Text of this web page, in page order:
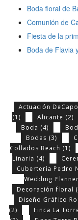
Boda floral de
Comunión de
Fiesta de la
Boda de Flavia
Actuación
(1)
Alicante (2)
Boda (4)
Bodas (3)
Collados Beach (1)
Linaria (4)
Cubertería Pedro
Wedding Planner
Decoración floral
Diseño Gráfico
(2)
Finca La